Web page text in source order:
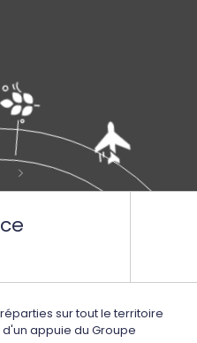
sur tout le territoire
appuie du Groupe